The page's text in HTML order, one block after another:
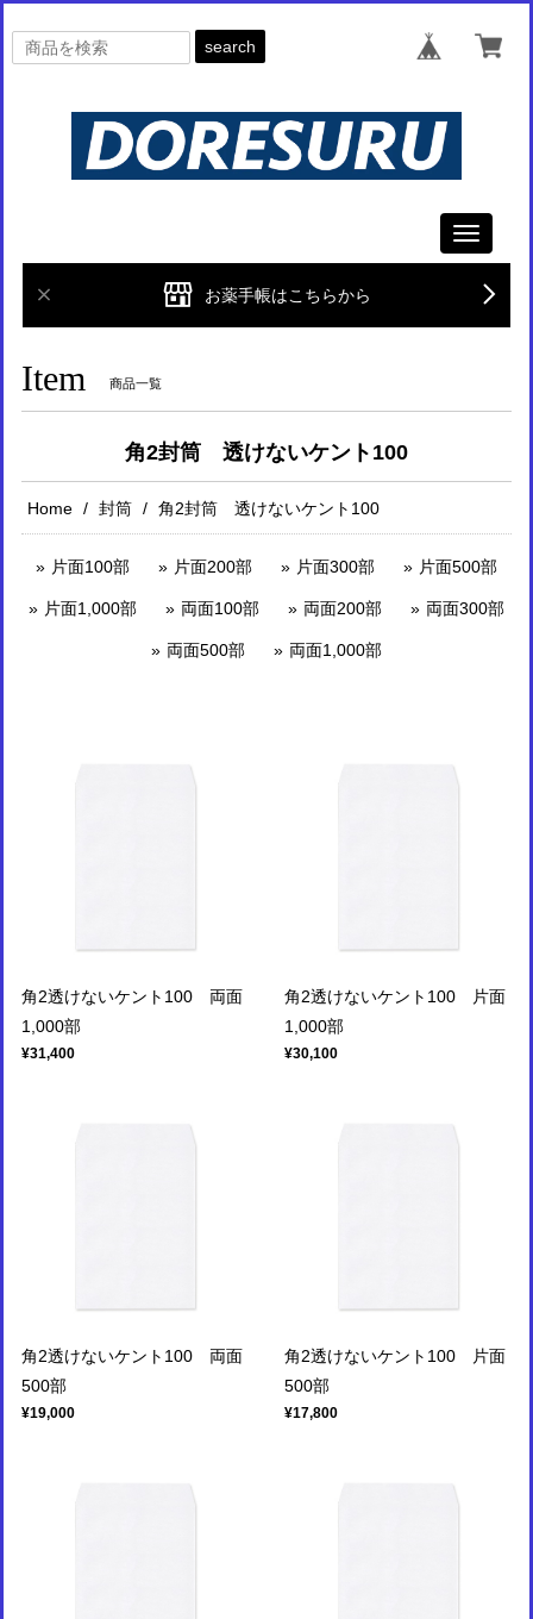
search
Toggle
お薬手帳はこちらから
Item 商品一覧
角2封筒 透けないケント100
Home 封筒 角2封筒 透けないケント100
片面100部 片面200部 片面300部 片面500部
片面1,000部 両面100部 両面200部 両面300部
両面500部 両面1,000部
角2透けないケント100 両面
1,000部
¥31,400
角2透けないケント100 片面
1,000部
¥30,100
角2透けないケント100 両面
500部
¥19,000
角2透けないケント100 片面
500部
¥17,800